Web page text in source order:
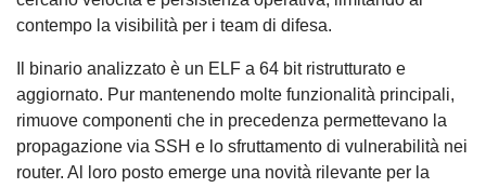
contempo la visibilità per i team di difesa.
Il binario analizzato è un ELF a 64 bit ristrutturato e
aggiornato. Pur mantenendo molte funzionalità principali,
rimuove componenti che in precedenza permettevano la
propagazione via SSH e lo sfruttamento di vulnerabilità nei
router. Al loro posto emerge una novità rilevante per la